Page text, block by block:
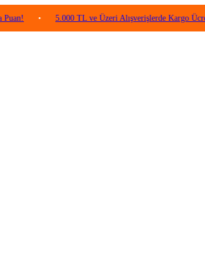
• 5.000 TL ve Üzeri Alışverişlerde Kargo Ücretsiz!